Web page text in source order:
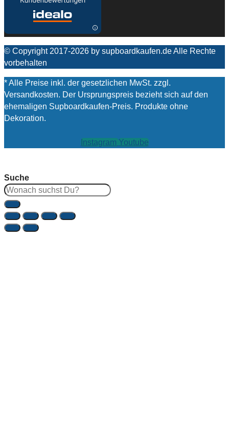
© Copyright 2017-2026 by supboardkaufen.de Alle Rechte
vorbehalten
* Alle Preise inkl. der gesetzlichen MwSt. zzgl.
Versandkosten. Der Ursprungspreis bezieht sich auf den
ehemaligen Supboardkaufen-Preis. Produkte ohne
Dekoration.
Instagram Youtube
Suche